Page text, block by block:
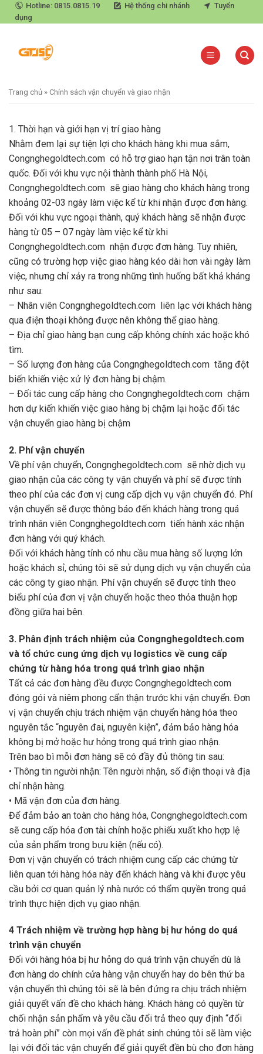
Skip
to
Hotline: 0815.0815.19 Hệ thống chi nhánh
Tuyển
dụng
Trang chủ » Chính sách vận chuyển và giao nhận
1. Thời hạn và giới hạn vị trí giao hàng
Nhằm đem lại sự tiện lợi cho khách hàng khi mua sắm,
Congnghegoldtech.com có hỗ trợ giao hạn tận nơi trân toàn
quốc. Đối với khu vực nội thành thành phố Hà Nội,
Congnghegoldtech.com sẽ giao hàng cho khách hàng trong
khoảng 02-03 ngày làm việc kể từ khi nhận được đơn hàng.
Đối với khu vực ngoại thành, quý khách hàng sẽ nhận được
hàng từ 05 – 07 ngày làm việc kể từ khi
Congnghegoldtech.com nhận được đơn hàng. Tuy nhiên,
cũng có trường hợp việc giao hàng kéo dài hơn vài ngày làm
việc, nhưng chỉ xảy ra trong những tình huống bất khả kháng
như sau:
– Nhân viên Congnghegoldtech.com liên lạc với khách hàng
qua điện thoại không được nên không thể giao hàng.
– Địa chỉ giao hàng bạn cung cấp không chính xác hoặc khó
tìm.
– Số lượng đơn hàng của Congnghegoldtech.com tăng đột
biến khiến việc xử lý đơn hàng bị chậm.
– Đối tác cung cấp hàng cho Congnghegoldtech.com chậm
hơn dự kiến khiến việc giao hàng bị chậm lại hoặc đối tác
vận chuyển giao hàng bị chậm
2. Phí vận chuyển
Về phí vận chuyển, Congnghegoldtech.com sẽ nhờ dịch vụ
giao nhận của các công ty vận chuyển và phí sẽ được tính
theo phí của các đơn vị cung cấp dịch vụ vận chuyển đó. Phí
vận chuyển sẽ được thông báo đến khách hàng trong quá
trình nhân viên Congnghegoldtech.com tiến hành xác nhận
đơn hàng với quý khách.
Đối với khách hàng tỉnh có nhu cầu mua hàng số lượng lớn
hoặc khách sỉ, chúng tôi sẽ sử dụng dịch vụ vận chuyển của
các công ty giao nhận. Phí vận chuyển sẽ được tính theo
biểu phí của đơn vị vận chuyển hoặc theo thỏa thuận hợp
đồng giữa hai bên.
3. Phân định trách nhiệm của Congnghegoldtech.com
và tổ chức cung ứng dịch vụ logistics về cung cấp
chứng từ hàng hóa trong quá trình giao nhận
Tất cả các đơn hàng đều được Congnghegoldtech.com
đóng gói và niêm phong cẩn thận trước khi vận chuyển. Đơn
vị vận chuyển chịu trách nhiệm vận chuyển hàng hóa theo
nguyên tắc “nguyên đai, nguyên kiện”, đảm bảo hàng hóa
không bị mở hoặc hư hỏng trong quá trình giao nhận.
Trên bao bì mỗi đơn hàng sẽ có đầy đủ thông tin sau:
• Thông tin người nhận: Tên người nhận, số điện thoại và địa
chỉ nhận hàng.
• Mã vận đơn của đơn hàng.
Để đảm bảo an toàn cho hàng hóa, Congnghegoldtech.com
sẽ cung cấp hóa đơn tài chính hoặc phiếu xuất kho hợp lệ
của sản phẩm trong bưu kiện (nếu có).
Đơn vị vận chuyển có trách nhiệm cung cấp các chứng từ
liên quan tới hàng hóa này đến khách hàng và khi được yêu
cầu bởi cơ quan quản lý nhà nước có thẩm quyền trong quá
trình thực hiện dịch vụ giao nhận.
4 Trách nhiệm về trường hợp hàng bị hư hỏng do quá
trình vận chuyển
Đối với hàng hóa bị hư hỏng do quá trình vận chuyển dù là
đơn hàng do chính cửa hàng vận chuyển hay do bên thứ ba
vận chuyển thì chúng tôi sẽ là bên đứng ra chịu trách nhiệm
giải quyết vấn đề cho khách hàng. Khách hàng có quyền từ
chối nhận sản phẩm và yêu cầu đổi trả theo quy định “đổi
trả hoàn phí” còn mọi vấn đề phát sinh chúng tôi sẽ làm việc
lại với đối tác vận chuyển để giải quyết đền bù cho đơn hàng